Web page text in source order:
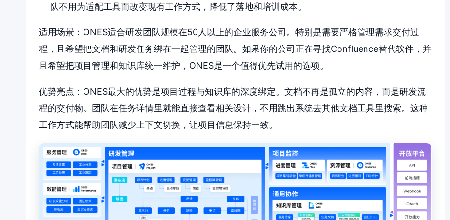
队不用为适配工具而改变现有工作方式，降低了落地和培训成本。
适用场景：ONES适合研发团队规模在50人以上的企业服务公司。特别是需要严格管理需求交付过
程，且希望把文档和研发任务绑在一起管理的团队。如果你的公司正在寻找Confluence替代软件，并
且希望把项目管理和知识库统一维护，ONES是一个值得优先试用的选项。
优势亮点：ONES最大的优势是项目过程与知识库的深度绑定。文档不再是孤立的内容，而是研发流
程的交付物。团队在任务详情里就能直接查看相关设计，不用跳出系统去其他文档工具里搜索。这种
工作方式能帮助团队减少上下文切换，让项目信息保持一致。